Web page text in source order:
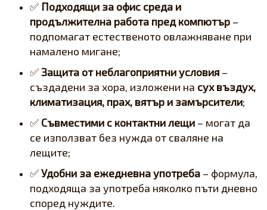
✅ Подходящи за офис среда и
продължителна работа пред компютър –
подпомагат естественото овлажняване при
намалено мигане;
✅Защита от неблагоприятни условия –
създадени за хора, изложени на сух въздух,
климатизация, прах, вятър и замърсители;
✅ Съвместими с контактни лещи – могат да
се използват без нужда от сваляне на
лещите;
✅Удобни за ежедневна употреба – формула,
подходяща за употреба няколко пъти дневно
според нуждите.